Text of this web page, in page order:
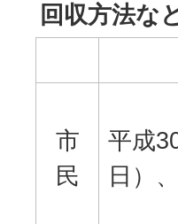
回収方法な
市
民
平成
日）